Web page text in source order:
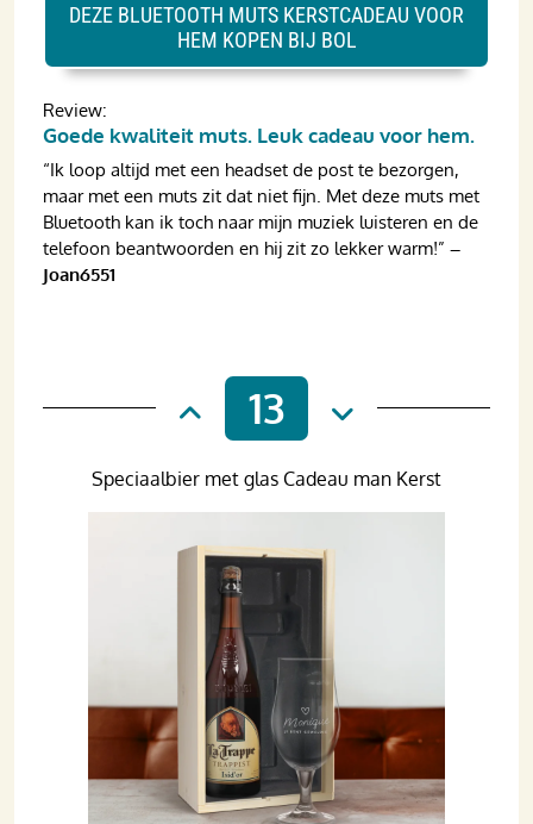
Review:
Goede kwaliteit muts. Leuk cadeau voor hem.
“Ik loop altijd met een headset de post te bezorgen,
maar met een muts zit dat niet fijn. Met deze muts met
Bluetooth kan ik toch naar mijn muziek luisteren en de
telefoon beantwoorden en hij zit zo lekker warm!” –
Joan6551
DEZE BLUETOOTH MUTS KERSTCADEAU VOOR
HEM KOPEN BIJ BOL
13
Speciaalbier met glas Cadeau man Kerst